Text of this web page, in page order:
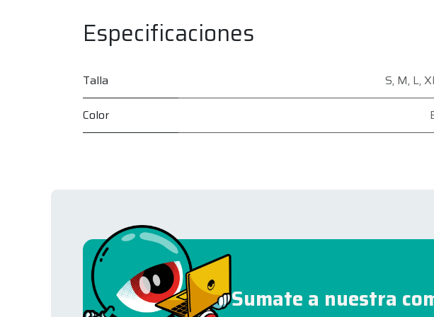
Especificaciones
Talla S, M, L,
Color
Sumate a nuestra